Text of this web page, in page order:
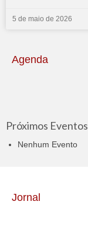
5 de maio de 2026
Agenda
Próximos Eventos
Nenhum Evento
Jornal